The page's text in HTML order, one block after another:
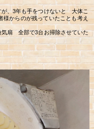
、3年も手をつけないと 大体こ
様からのが残っていたことも考え
気扇 全部で3台お掃除させていた